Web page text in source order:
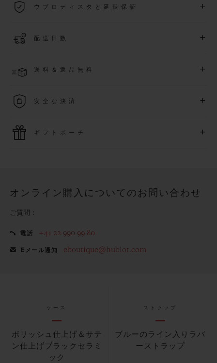
際保証が適用されます。
ウブロティスタと延長保証 +
月1 日以降に購入された時計を対象に、保証を
詳細を表示する
配送日数 +
より異なる場合がございます
送料＆返品無料 +
す
安全な決済 +
ご購入は迅速で安全に処理され、お客様の個人情報は確実に
ギフトポーチ +
オンライン購入についてのお問い合わせ
ご質問：
電話 +41 22 990 99 80
Eメール通知 eboutique@hublot.com
ケース
ポリッシュ仕上げ＆サテ
ン仕上げブラックセラミ
ック
ストラップ
ブルーのライン入りラバ
ーストラップ